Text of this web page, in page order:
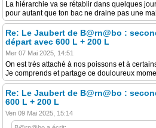
La hiérarchie va se rétablir dans quelques
pour autant que ton bac ne draine pas une
Re: Le Jaubert de B@rn@bo :
départ avec 600 L + 200 L
Mer 07 Mai 2025, 14:51
On est très attaché à nos poissons et à
Je comprends et partage ce douloureux
Re: Le Jaubert de B@rn@bo :
600 L + 200 L
Ven 09 Mai 2025, 15:14